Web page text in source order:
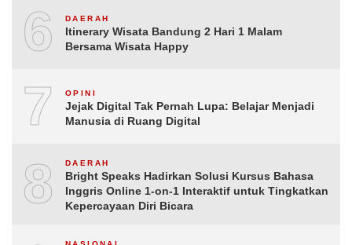
6 DAERAH
Itinerary Wisata Bandung 2 Hari 1 Malam
Bersama Wisata Happy
7 OPINI
Jejak Digital Tak Pernah Lupa: Belajar Menjadi
Manusia di Ruang Digital
8 DAERAH
Bright Speaks Hadirkan Solusi Kursus Bahasa
Inggris Online 1-on-1 Interaktif untuk Tingkatkan
Kepercayaan Diri Bicara